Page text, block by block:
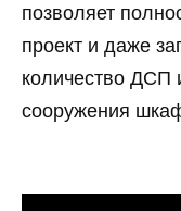
позволяет
проект и даже
количество ДСП
сооружения